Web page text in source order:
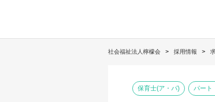
社会福祉法人檸檬会 採用情報
保育士(ア・パ) パート